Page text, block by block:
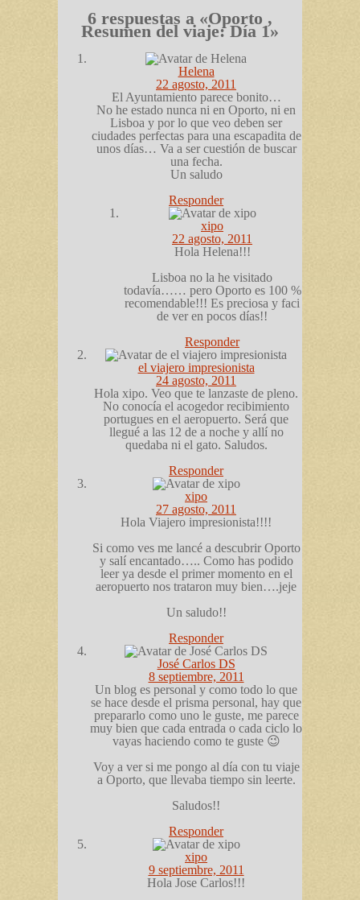
6 respuestas a «Oporto ,
Resumen del viaje: Día 1»
Helena
22 agosto, 2011
El Ayuntamiento parece bonito…
No he estado nunca ni en Oporto, ni en
Lisboa y por lo que veo deben ser
ciudades perfectas para una escapadita de
unos días… Va a ser cuestión de buscar
una fecha.
Un saludo
Responder
xipo
22 agosto, 2011
Hola Helena!!!
Lisboa no la he visitado
todavía…… pero Oporto es 100 %
recomendable!!! Es preciosa y faci
de ver en pocos días!!
Responder
el viajero impresionista
24 agosto, 2011
Hola xipo. Veo que te lanzaste de pleno.
No conocía el acogedor recibimiento
portugues en el aeropuerto. Será que
llegué a las 12 de a noche y allí no
quedaba ni el gato. Saludos.
Responder
xipo
27 agosto, 2011
Hola Viajero impresionista!!!!
Si como ves me lancé a descubrir Oporto
y salí encantado….. Como has podido
leer ya desde el primer momento en el
aeropuerto nos trataron muy bien….jeje
Un saludo!!
Responder
José Carlos DS
8 septiembre, 2011
Un blog es personal y como todo lo que
se hace desde el prisma personal, hay que
prepararlo como uno le guste, me parece
muy bien que cada entrada o cada ciclo lo
vayas haciendo como te guste 😉
Voy a ver si me pongo al día con tu viaje
a Oporto, que llevaba tiempo sin leerte.
Saludos!!
Responder
xipo
9 septiembre, 2011
Hola Jose Carlos!!!